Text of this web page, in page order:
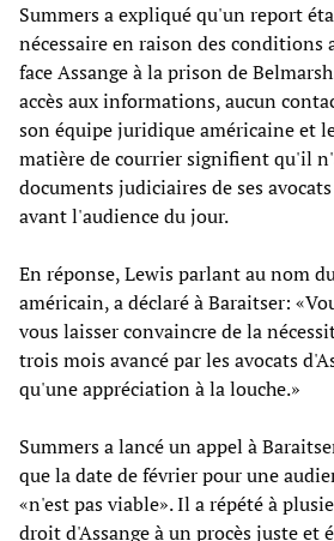
Summers a expliqué qu'un report
nécessaire en raison des conditions
face Assange à la prison de
accès aux informations, aucun
son équipe juridique américaine et
matière de courrier signifient qu'il
documents judiciaires de ses
avant l'audience du jour.
En réponse, Lewis parlant au nom
américain, a déclaré à Baraitser:
vous laisser convaincre de la
trois mois avancé par les avocats
qu'une appréciation à la louche.»
Summers a lancé un appel à
que la date de février pour une
«n'est pas viable». Il a répété à
droit d'Assange à un procès juste et